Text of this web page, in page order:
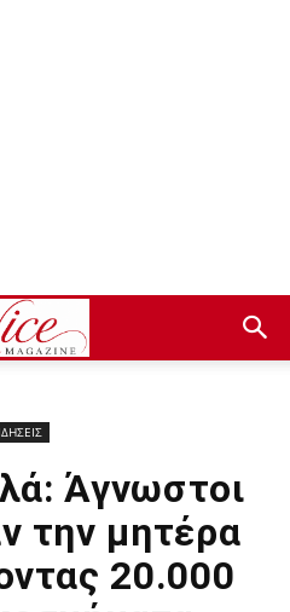
Άγνωστοι
την μητέρα
20.000